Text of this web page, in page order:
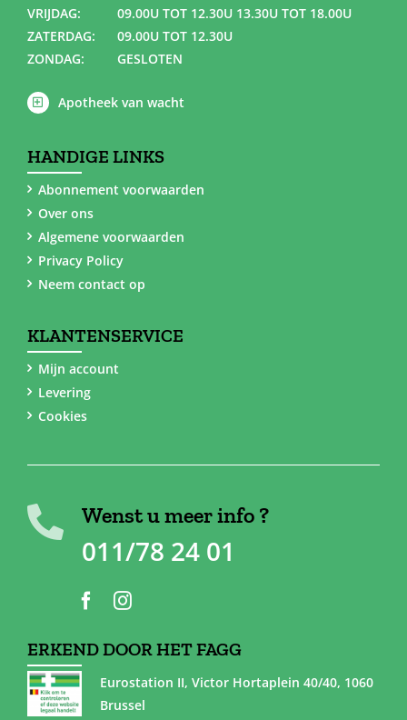
VRIJDAG:
09.00U TOT 12.30U 13.30U TOT 18.00U
ZATERDAG:
09.00U TOT 12.30U
ZONDAG:
GESLOTEN
Apotheek van wacht
HANDIGE LINKS
Abonnement voorwaarden
Over ons
Algemene voorwaarden
Privacy Policy
Neem contact op
KLANTENSERVICE
Mijn account
Levering
Cookies
Wenst u meer info ?
011/78 24 01
ERKEND DOOR HET FAGG
Eurostation II, Victor Hortaplein 40/40, 1060
Brussel